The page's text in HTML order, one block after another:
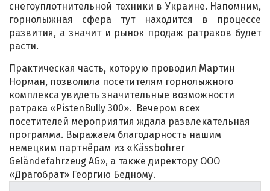
снегоуплотнительной техники в Украине. Напомним,
горнолыжная сфера тут находится в процессе
развития, а значит и рынок продаж ратраков будет
расти.
Практическая часть, которую проводил Мартин
Норман, позволила посетителям горнолыжного
комплекса увидеть значительные возможности
ратрака «PistenBully 300». Вечером всех
посетителей мероприятия ждала развлекательная
программа. Выражаем благодарность нашим
немецким партнёрам из «Kässbohrer
Geländefahrzeug AG», а также директору ООО
«Драгобрат» Георгию Бедному.